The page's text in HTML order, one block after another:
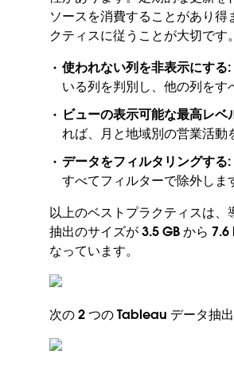
ソースを消費することがあり
クティスに従うことが大切です。
使われない列を非表示にする:
いる列を判別し、他の列をす
ビューの表示可能な最高レベ
れば、月と地域別の営業活動
データをフィルタリングする:
すべてフィルターで除外しま
以上のベストプラクティスは
抽出のサイズが 3.5 GB から
なっています。
次の 2 つの Tableau データ抽